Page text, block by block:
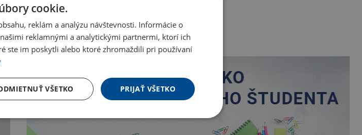
cookie.
reklám a analýzu návštevnosti. Informácie o
reklamnými a analytickými partnermi, ktorí ich
ste im poskytli alebo ktoré zhromaždili pri používaní
PRIJAŤ VŠETKO
VŠETKO